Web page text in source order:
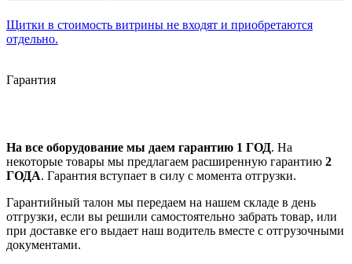
Щитки в стоимость витрины не входят и приобретаются
отдельно.
Гарантия
На все оборудование мы даем гарантию 1 ГОД. На
некоторые товары мы предлагаем расширенную гарантию 2
ГОДА. Гарантия вступает в силу с момента отгрузки.
Гарантийный талон мы передаем на нашем складе в день
отгрузки, если вы решили самостоятельно забрать товар, или
при доставке его выдает наш водитель вместе с отгрузочными
документами.